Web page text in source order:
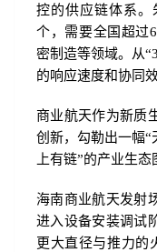
控的供应链体系
个，需要全国超过
密制造等领域。从
的响应速度和协同
商业航天作为新质
创新，勾勒出一幅
上有链”的产业生态
海南商业航天发射
进入设备安装调试
更大直径与推力的